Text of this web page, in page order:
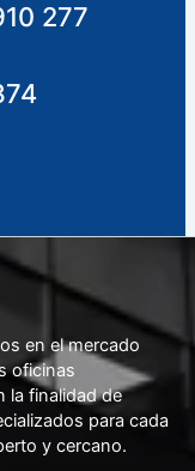
277
en el mercado
oficinas
la finalidad de
para cada
y cercano.